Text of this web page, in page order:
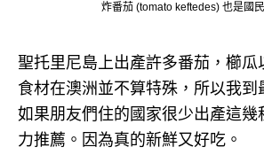
炸番茄 (tomato keftedes) 也是國
聖托里尼島上出產許多番茄，櫛瓜
食材在澳洲並不算特殊，所以我到
如果朋友們住的國家很少出產這幾
力推薦。因為真的新鮮又好吃。